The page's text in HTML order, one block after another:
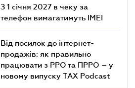
З 1 січня 2027 в чеку за
телефон вимагатимуть IMEI
Від посилок до інтернет-
продажів: як правильно
працювати з РРО та ПРРО – у
новому випуску TAX Podcast